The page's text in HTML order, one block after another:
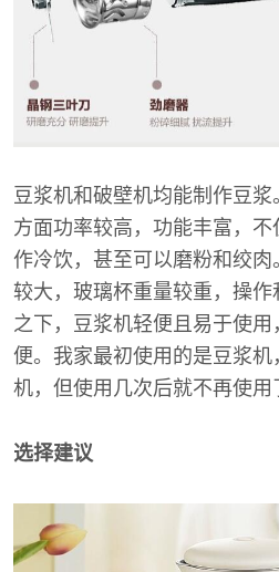
豆浆机和破壁机均能制作豆
方面功率较高，功能丰富，不
作冷饮，甚至可以磨粉和绞
较大，玻璃杯重量较重，操
之下，豆浆机轻便且易于使
便。我家最初使用的是豆浆
机，但使用几次后就不再使用
选择建议